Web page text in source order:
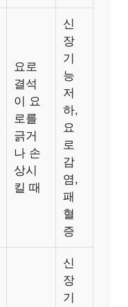
요로
결석
이 요
로를
긁거
나 손
상시
킬 때
신
장
기
능
저
하,
요
로
감
염,
패
혈
증
신
장
기